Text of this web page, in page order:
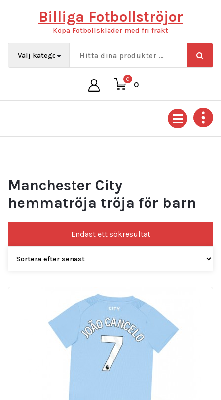
Billiga Fotbollströjor
Köpa Fotbollskläder med fri frakt
0
0
Manchester City
hemmatröja tröja för barn
Endast ett sökresultat